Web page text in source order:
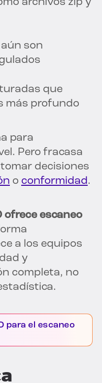
archivos zip y
son
que
más profundo
para
Pero fracasa
decisiones
o conformidad.
ofrece escaneo
a los equipos
y
completa, no
para el escaneo